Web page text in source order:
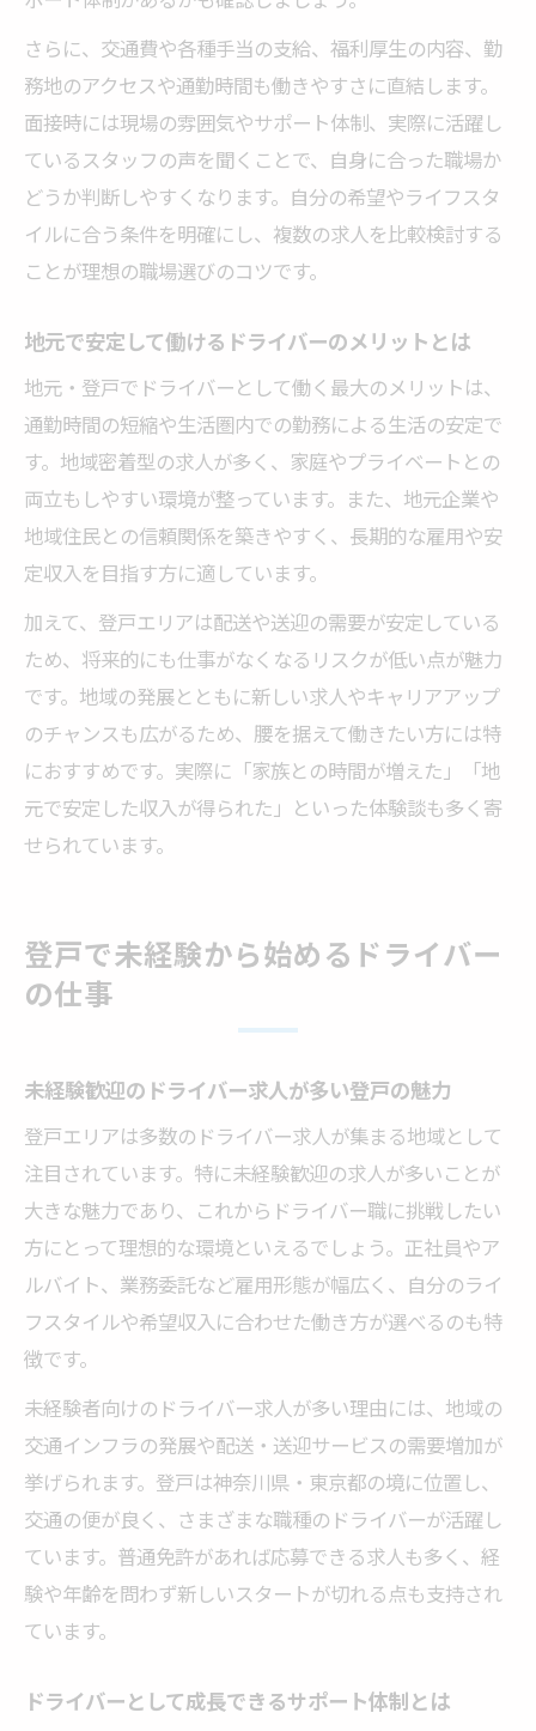
登戸で高収入ドライバー求人を選ぶポイン
ト
さらに、交通費や各種手当の支給、福利厚生の内容、勤
務地のアクセスや通勤時間も働きやすさに直結します。
面接時には現場の雰囲気やサポート体制、実際に活躍し
ているスタッフの声を聞くことで、自身に合った職場か
どうか判断しやすくなります。自分の希望やライフスタ
イルに合う条件を明確にし、複数の求人を比較検討する
ことが理想の職場選びのコツです。
地元で安定して働けるドライバーのメリットとは
地元・登戸でドライバーとして働く最大のメリットは、
通勤時間の短縮や生活圏内での勤務による生活の安定で
す。地域密着型の求人が多く、家庭やプライベートとの
両立もしやすい環境が整っています。また、地元企業や
地域住民との信頼関係を築きやすく、長期的な雇用や安
定収入を目指す方に適しています。
加えて、登戸エリアは配送や送迎の需要が安定している
ため、将来的にも仕事がなくなるリスクが低い点が魅力
です。地域の発展とともに新しい求人やキャリアアップ
のチャンスも広がるため、腰を据えて働きたい方には特
におすすめです。実際に「家族との時間が増えた」「地
元で安定した収入が得られた」といった体験談も多く寄
せられています。
登戸で未経験から始めるドライバー
の仕事
未経験歓迎のドライバー求人が多い登戸の魅力
登戸エリアは多数のドライバー求人が集まる地域として
注目されています。特に未経験歓迎の求人が多いことが
大きな魅力であり、これからドライバー職に挑戦したい
方にとって理想的な環境といえるでしょう。正社員やア
ルバイト、業務委託など雇用形態が幅広く、自分のライ
フスタイルや希望収入に合わせた働き方が選べるのも特
徴です。
未経験者向けのドライバー求人が多い理由には、地域の
交通インフラの発展や配送・送迎サービスの需要増加が
挙げられます。登戸は神奈川県・東京都の境に位置し、
交通の便が良く、さまざまな職種のドライバーが活躍し
ています。普通免許があれば応募できる求人も多く、経
験や年齢を問わず新しいスタートが切れる点も支持され
ています。
ドライバーとして成長できるサポート体制とは